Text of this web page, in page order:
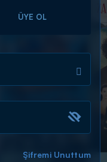
ÜYE OL
Şifremi Unuttum